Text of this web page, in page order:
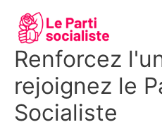
contenu
Renforcez
rejoignez le
Socialiste